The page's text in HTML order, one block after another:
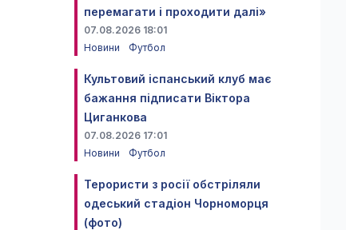
перемагати і проходити далі»
07.08.2026 18:01
Новини
Футбол
Культовий іспанський клуб має
бажання підписати Віктора
Циганкова
07.08.2026 17:01
Новини
Футбол
Терористи з росії обстріляли
одеський стадіон Чорноморця
(фото)